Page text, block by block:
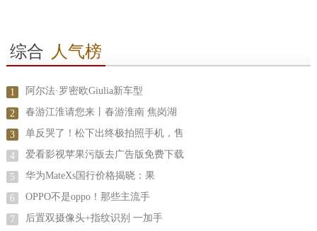
综合 人气榜
1 阿尔法·罗密欧Giulia新车型
2 春游江淮请您来丨春游淮南 焦岗湖
3 单反哭了！松下出终极拍照手机，售
4 爱看影视苹果污版去广告版免费下载
5 华为MateXs国行价格揭晓：果
6 OPPO不是oppo！那些主流手
7 后置双摄像头+指纹识别 一加手